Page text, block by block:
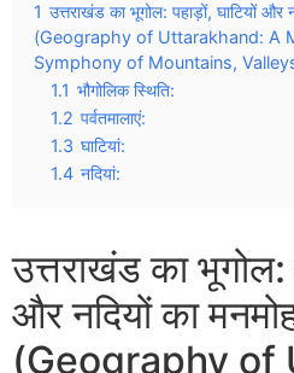
1 उत्तराखंड का भूगोल: पहाड़ों, घाटियों और
(Geography of Uttarakhand: A
Symphony of Mountains,
1.1 भौगोलिक स्थिति:
1.2 पर्वतमालाएं:
1.3 घाटियां:
1.4 नदियां:
उत्तराखंड का भूगोल:
और नदियों का
(Geography of